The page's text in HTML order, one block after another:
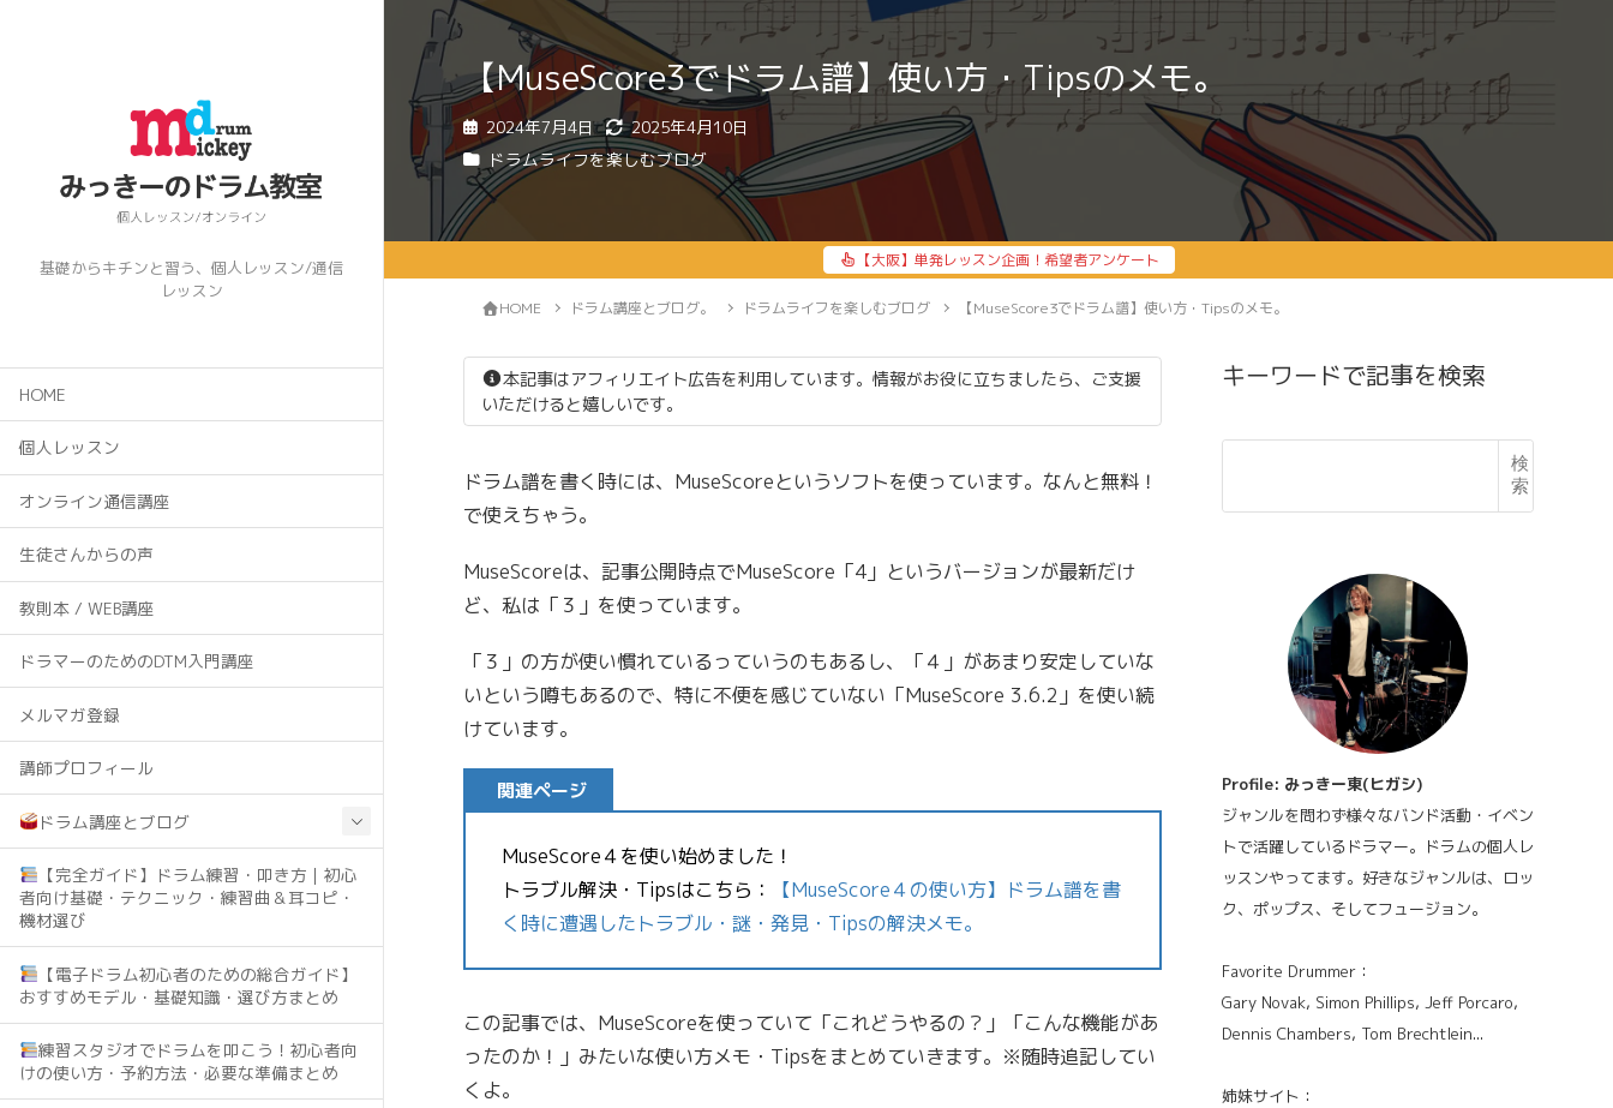
基礎からキチンと習う、個人レッスン/通信
レッスン
HOME
個人レッスン
オンライン通信講座
生徒さんからの声
教則本 / WEB講座
ドラマーのためのDTM入門講座
メルマガ登録
講師プロフィール
ドラム講座とブログ
【完全ガイド】ドラム練習・叩き方｜初心
者向け基礎・テクニック・練習曲＆耳コピ・
機材選び
【電子ドラム初心者のための総合ガイド】
おすすめモデル・基礎知識・選び方まとめ
練習スタジオでドラムを叩こう！初心者向
けの使い方・予約方法・必要な準備まとめ
【MuseScore3でドラム譜】使い方・Tipsのメモ。
2024年7月4日
2025年4月10日
ドラムライフを楽しむブログ
【大阪】単発レッスン企画！希望者アンケート
HOME ドラム講座とブログ。 ドラムライフを楽しむブログ 【MuseScore3でドラム譜】使い方・Tipsのメモ。
本記事はアフィリエイト広告を利用しています。情報がお役に立ちましたら、ご支援
いただけると嬉しいです。
ドラム譜を書く時には、MuseScoreというソフトを使っています。なんと無料！
で使えちゃう。
MuseScoreは、記事公開時点でMuseScore「4」というバージョンが最新だけ
ど、私は「３」を使っています。
「３」の方が使い慣れているっていうのもあるし、「４」があまり安定していな
いという噂もあるので、特に不便を感じていない「MuseScore 3.6.2」を使い続
けています。
関連ページ
MuseScore４を使い始めました！
トラブル解決・Tipsはこちら：
【MuseScore４の使い方】ドラム譜を書
く時に遭遇したトラブル・謎・発見・Tipsの解決メモ。
この記事では、MuseScoreを使っていて「これどうやるの？」「こんな機能があ
ったのか！」みたいな使い方メモ・Tipsをまとめていきます。※随時追記してい
くよ。
キーワードで記事を検索
検
索
Profile: みっきー東(ヒガシ)
ジャンルを問わず様々なバンド活動・イベン
トで活躍しているドラマー。ドラムの個人レ
ッスンやってます。好きなジャンルは、ロッ
ク、ポップス、そしてフュージョン。
Favorite Drummer：
Gary Novak, Simon Phillips, Jeff Porcaro,
Dennis Chambers, Tom Brechtlein...
姉妹サイト：